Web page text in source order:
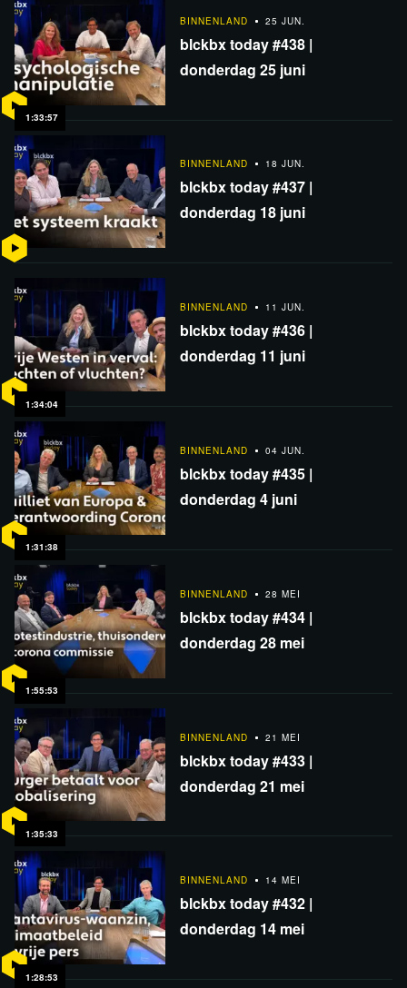
1:33:57
BINNENLAND 25 JUN.
blckbx today #438 |
donderdag 25 juni
BINNENLAND 18 JUN.
blckbx today #437 |
donderdag 18 juni
1:34:04
BINNENLAND 11 JUN.
blckbx today #436 |
donderdag 11 juni
1:31:38
BINNENLAND 04 JUN.
blckbx today #435 |
donderdag 4 juni
1:55:53
BINNENLAND 28 MEI
blckbx today #434 |
donderdag 28 mei
1:35:33
BINNENLAND 21 MEI
blckbx today #433 |
donderdag 21 mei
1:28:53
BINNENLAND 14 MEI
blckbx today #432 |
donderdag 14 mei